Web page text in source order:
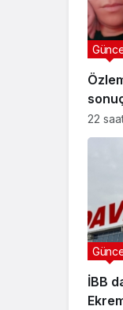
22
İBB